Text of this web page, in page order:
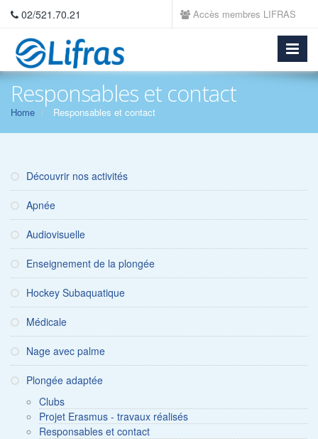
02/521.70.21 Accès membres LIFRAS
Responsables et contact
Home Responsables et contact
Découvrir nos activités
Apnée
Audiovisuelle
Enseignement de la plongée
Hockey Subaquatique
Médicale
Nage avec palme
Plongée adaptée
Clubs
Projet Erasmus - travaux réalisés
Responsables et contact